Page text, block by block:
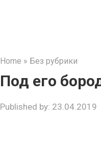
Home » Без рубрики
Под его
Published by: 23.04.2019